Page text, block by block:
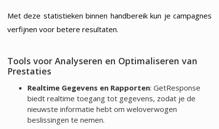
Met deze statistieken binnen handbereik kun je campagnes
verfijnen voor betere resultaten.
Tools voor Analyseren en Optimaliseren van
Prestaties
Realtime Gegevens en Rapporten: GetResponse
biedt realtime toegang tot gegevens, zodat je de
nieuwste informatie hebt om weloverwogen
beslissingen te nemen.